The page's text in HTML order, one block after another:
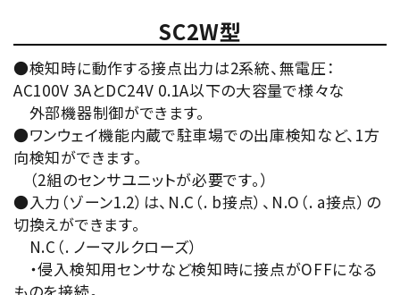
SC2W型
●検知時に動作する接点出力は2系統、無電圧：
AC100V 3AとDC24V 0.1A以下の大容量で様々な
外部機器制御ができます。
●ワンウェイ機能内蔵で駐車場での出庫検知など、1方
向検知ができます。
（2組のセンサユニットが必要です。）
●入力（ゾーン1.2）は、N.C（. b接点）、N.O（. a接点）の
切換えができます。
N.C（. ノーマルクローズ）
・侵入検知用センサなど検知時に接点がOFFになる